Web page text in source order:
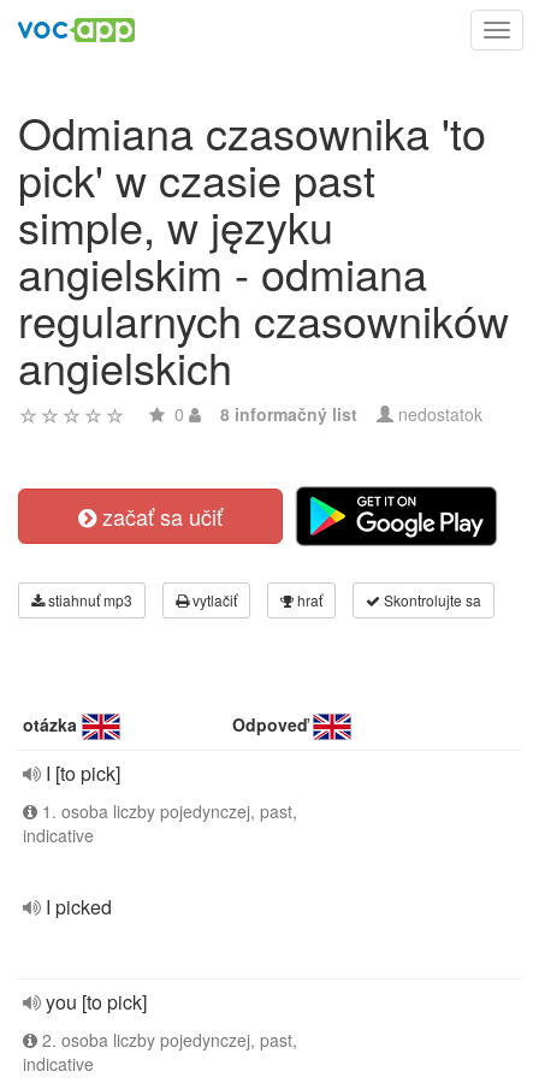
Odmiana czasownika 'to
pick' w czasie past
simple, w języku
angielskim - odmiana
regularnych czasowników
angielskich
0 8 informačný list nedostatok
začať sa učiť
stiahnuť mp3 vytlačiť hrať Skontrolujte sa
otázka Odpoveď
I [to pick]
1. osoba liczby pojedynczej, past,
indicative
I picked
you [to pick]
2. osoba liczby pojedynczej, past,
indicative